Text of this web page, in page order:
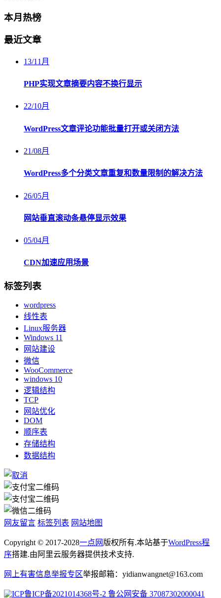
本月热榜
最近文章
13/11月
PHP实现文章摘要内容不换行显示
22/10月
WordPress文章评论功能批量打开或关闭方法
21/08月
WordPress多个分类文章重复和数量限制的解决方法
26/05月
网站垂直滚动条悬停显示效果
05/04月
CDN加速应用场景
标签列表
wordpress
线性表
Linux服务器
Windows 11
网站建设
微信
WooCommerce
windows 10
逻辑结构
TCP
网站优化
DOM
顺序表
存储结构
数据结构
网友留言 标签列表 网站地图
Copyright © 2017-2028一点网 版权所有.本站基于WordPress程
序搭建.由阿里云服务器提供技术支持.
网上有害信息举报专区举报邮箱：yidianwangnet@163.com
鲁ICP备2021014368号-2 鲁公网安备 37087302000041